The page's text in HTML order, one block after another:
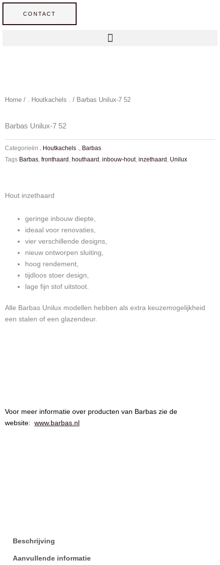
Ga
CONTACT
Home / . Houtkachels . / Barbas Unilux-7 52
Barbas Unilux-7 52
Categorieën . Houtkachels .
Barbas
Tags Barbas fronthaard houthaard inbouw-hout, inzethaard Unilux
Hout inzethaard
geringe inbouw diepte,
ideaal voor renovaties,
vier verschillende designs,
nieuw ontworpen sluiting,
hoog rendement,
tijdloos stoer design,
lage fijn stof uitstoot.
Alle Barbas Unilux modellen hebben als extra keuzemogelijkheid
een stalen of een glazendeur.
Voor meer informatie over producten van Barbas zie de
website: www.barbas.nl
Beschrijving
Aanvullende informatie